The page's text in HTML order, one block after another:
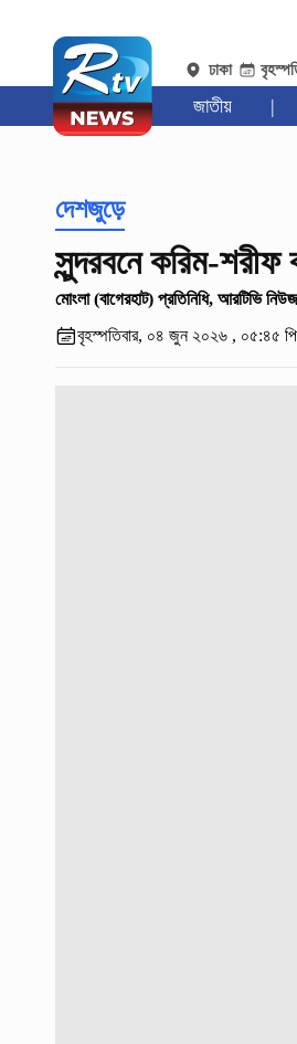
ঢাকা
জাতীয় |
দেশজুড়ে
সুন্দরবনে করিম-শরীফ
মোংলা (বাগেরহাট) প্রতিনিধি, আরটিভি নিউজ
বৃহস্পতিবার, ০৪ জুন ২০২৬ , ০৫:৪৫